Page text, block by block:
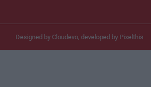
Designed by Cloudevo, developed by Pixelthis